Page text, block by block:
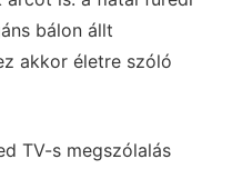
bálon állt
akkor életre szóló
TV-s megszólalás